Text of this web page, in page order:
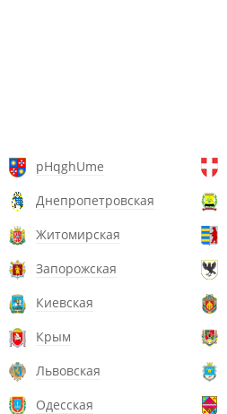
pHqghUme
Днепропетровская
Житомирская
Запорожская
Киевская
Крым
Львовская
Одесская